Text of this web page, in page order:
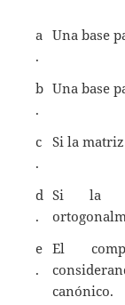
a
.
Una base
b
.
Una base
c
.
Si la matriz
d
.
Si la
e
.
El
canónico.